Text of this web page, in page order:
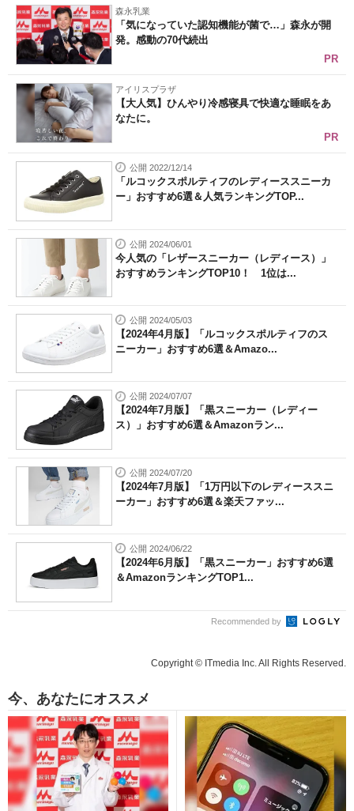
森永乳業
「気になっていた認知機能が菌で…」森永が開
発。感動の70代続出
PR
アイリスプラザ
【大人気】ひんやり冷感寝具で快適な睡眠をあ
なたに。
PR
公開 2022/12/14
「ルコックスポルティフのレディーススニーカ
ー」おすすめ6選＆人気ランキングTOP...
公開 2024/06/01
今人気の「レザースニーカー（レディース）」
おすすめランキングTOP10！ 1位は...
公開 2024/05/03
【2024年4月版】「ルコックスポルティフのス
ニーカー」おすすめ6選＆Amazo...
公開 2024/07/07
【2024年7月版】「黒スニーカー（レディー
ス）」おすすめ6選＆Amazonラン...
公開 2024/07/20
【2024年7月版】「1万円以下のレディーススニ
ーカー」おすすめ6選＆楽天ファッ...
公開 2024/06/22
【2024年6月版】「黒スニーカー」おすすめ6選
＆AmazonランキングTOP1...
Recommended by
Copyright © ITmedia Inc. All Rights Reserved.
今、あなたにオススメ